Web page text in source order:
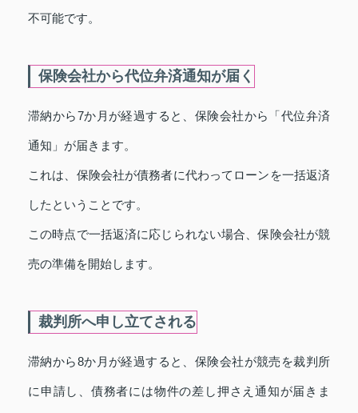
不可能です。
保険会社から代位弁済通知が届く
滞納から7か月が経過すると、保険会社から「代位弁済
通知」が届きます。
これは、保険会社が債務者に代わってローンを一括返済
したということです。
この時点で一括返済に応じられない場合、保険会社が競
売の準備を開始します。
裁判所へ申し立てされる
滞納から8か月が経過すると、保険会社が競売を裁判所
に申請し、債務者には物件の差し押さえ通知が届きま